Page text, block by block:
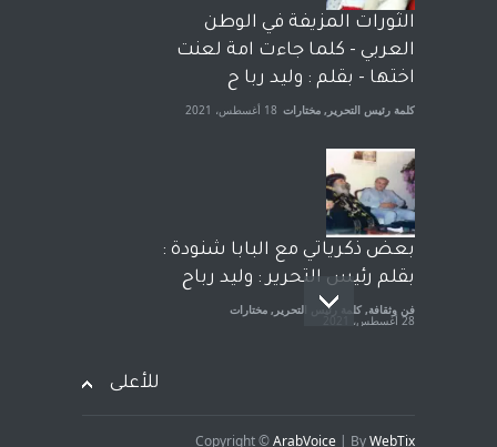
الحكومة الأمريكية ، فأعطوه
الجنسية عن يد وهم صاغرون،
آراء حرة مختارات 7 أبريل، 2023
الثورات المزيفة في الوطن
العربي - كلما جاءت امة لعنت
اختها - بقلم : وليد ربا ح
كلمة رئيس التحرير , مختارات 18 أغسطس، 2021
بعض ذكرياتي مع البابا شنودة :
بقلم رئيس التحرير : وليد رباح
فن وثقافة, كلمة رئيس التحرير , مختارات
28 أغسطس، 2021
للأعلى
Copyright ©ArabVoice | ByWebTix